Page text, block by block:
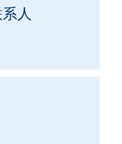
人